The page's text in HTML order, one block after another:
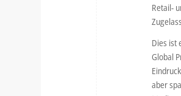
Retail-
Dies ist
Global
aber